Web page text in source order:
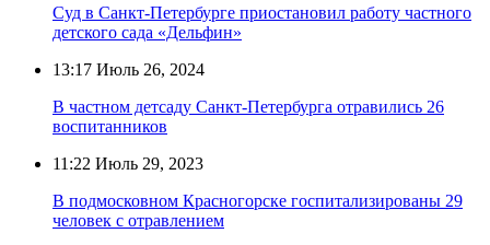
Суд в Санкт-Петербурге приостановил работу частного
детского сада «Дельфин»
13:17 Июль 26, 2024
В частном детсаду Санкт-Петербурга отравились 26
воспитанников
11:22 Июль 29, 2023
В подмосковном Красногорске госпитализированы 29
человек с отравлением